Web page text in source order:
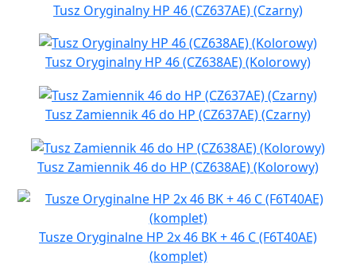
Tusz Oryginalny HP 46 (CZ637AE) (Czarny)
Tusz Oryginalny HP 46 (CZ638AE) (Kolorowy)
Tusz Zamiennik 46 do HP (CZ637AE) (Czarny)
Tusz Zamiennik 46 do HP (CZ638AE) (Kolorowy)
Tusze Oryginalne HP 2x 46 BK + 46 C (F6T40AE)
(komplet)